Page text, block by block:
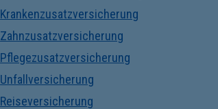
Krankenzusatzversicherung
Zahnzusatzversicherung
Pflegezusatzversicherung
Unfallversicherung
Reiseversicherung